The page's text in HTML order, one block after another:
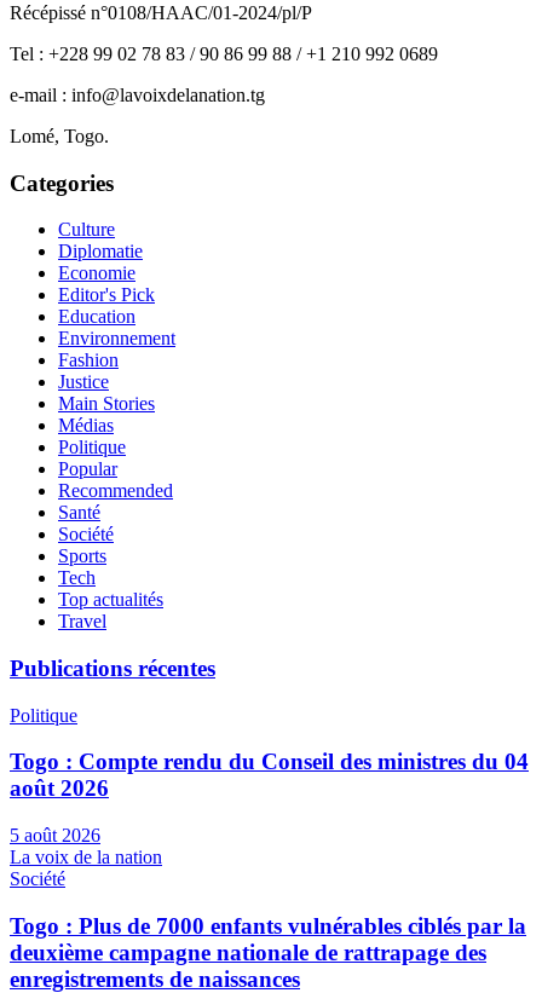
Récépissé n°0108/HAAC/01-2024/pl/P
Tel : +228 99 02 78 83 / 90 86 99 88 / +1 210 992 0689
e-mail : info@lavoixdelanation.tg
Lomé, Togo.
Categories
Culture
Diplomatie
Economie
Editor's Pick
Education
Environnement
Fashion
Justice
Main Stories
Médias
Politique
Popular
Recommended
Santé
Société
Sports
Tech
Top actualités
Travel
Publications récentes
Politique
Togo : Compte rendu du Conseil des ministres du 04
août 2026
5 août 2026
La voix de la nation
Société
Togo : Plus de 7000 enfants vulnérables ciblés par la
deuxième campagne nationale de rattrapage des
enregistrements de naissances